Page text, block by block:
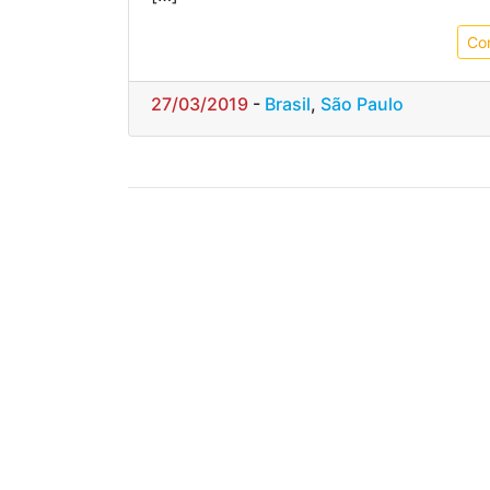
27/03/2019 - Brasil, São Paulo